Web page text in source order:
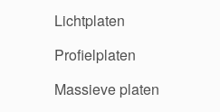
Lichtplaten
Profielplaten
Massieve platen